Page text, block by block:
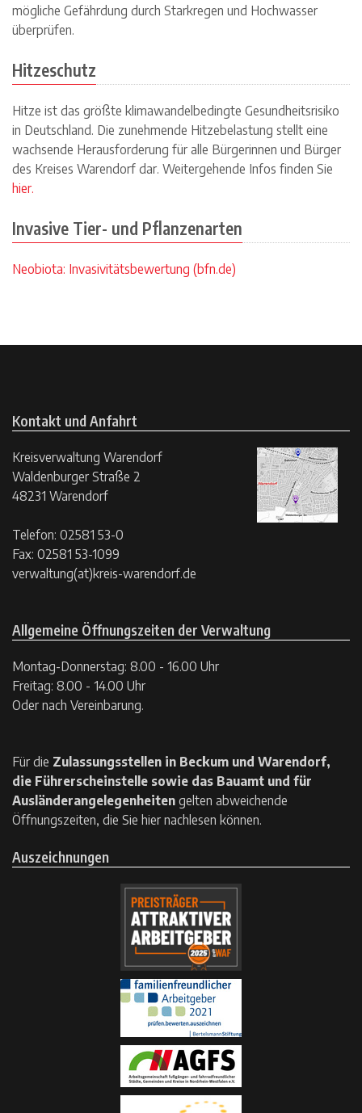
mögliche Gefährdung durch Starkregen und Hochwasser
überprüfen.
Hitzeschutz
Hitze ist das größte klimawandelbedingte Gesundheitsrisiko
in Deutschland. Die zunehmende Hitzebelastung stellt eine
wachsende Herausforderung für alle Bürgerinnen und Bürger
des Kreises Warendorf dar. Weitergehende Infos finden Sie
hier.
Invasive Tier- und Pflanzenarten
Neobiota: Invasivitätsbewertung (bfn.de)
Kontakt und Anfahrt
Kreisverwaltung Warendorf
Waldenburger Straße 2
48231 Warendorf
Telefon: 02581 53-0
Fax: 02581 53-1099
verwaltung(at)kreis-warendorf.de
Allgemeine Öffnungszeiten der Verwaltung
Montag-Donnerstag: 8.00 - 16.00 Uhr
Freitag: 8.00 - 14.00 Uhr
Oder nach Vereinbarung.
Für die Zulassungsstellen in Beckum und Warendorf,
die Führerscheinstelle sowie das Bauamt und für
Ausländerangelegenheiten gelten abweichende
Öffnungszeiten, die Sie hier nachlesen können.
Auszeichnungen